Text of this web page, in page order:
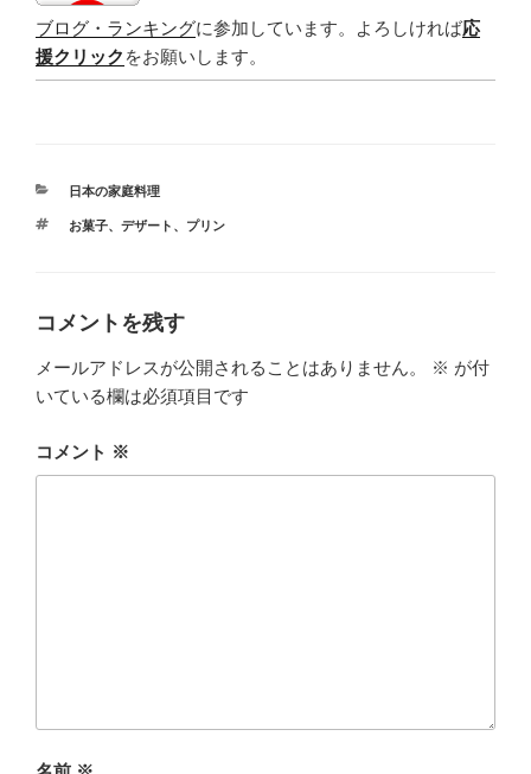
ブログ・ランキングに参加しています。よろしければ応
援クリック をお願いします。
カ
ゴ
日本の家庭料理
タ
お菓子、 デザート 、 プリン
コメントを残す
メールアドレスが公開されることはありません。 ※ が付
いている欄は必須項目です
コメント ※